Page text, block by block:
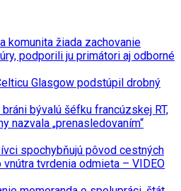
komunita žiada zachovanie
podporili ju primátori aj odborné
Glasgow podstúpil drobný
bývalú šéfku francúzskej RT,
nazvala „prenasledovaním“
spochybňujú pôvod cestných
tvrdenia odmieta – VIDEO